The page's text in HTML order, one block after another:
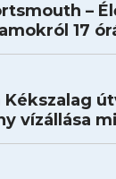
–
17
vízállása